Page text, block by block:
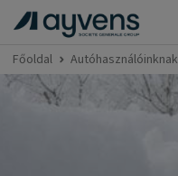
Főoldal Autóhasználóinknak